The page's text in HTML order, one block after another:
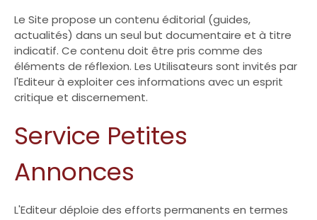
Le Site propose un contenu éditorial (guides,
actualités) dans un seul but documentaire et à titre
indicatif. Ce contenu doit être pris comme des
éléments de réflexion. Les Utilisateurs sont invités par
l'Editeur à exploiter ces informations avec un esprit
critique et discernement.
Service Petites
Annonces
L'Editeur déploie des efforts permanents en termes